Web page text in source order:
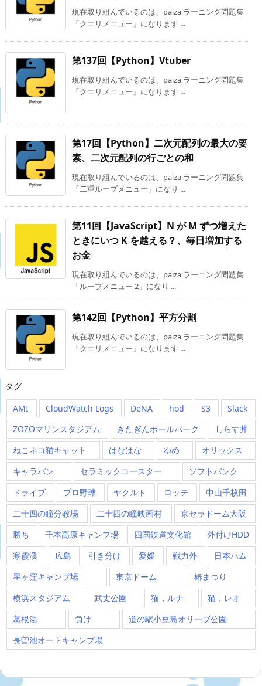
現在取り組んでいるのは、paiza ラーニング問題集
「クエリメニュー」になります ...
第137回【Python】Vtuber
現在取り組んでいるのは、paiza ラーニング問題集
「クエリメニュー」になります ...
第17回【Python】二次元配列の最大の要
素、二次元配列の行ごとの和
現在取り組んでいるのは、paiza ラーニング問題集
「二重ループメニュー」になり ...
第11回【JavaScript】N が M ずつ増えた
ときにいつ K を越える？、毎日増加する
お金
現在取り組んでいるのは、paiza ラーニング問題集
「ループメニュー 2」になり ...
第142回【Python】平方分割
現在取り組んでいるのは、paiza ラーニング問題集
「クエリメニュー」になります ...
タグ
AMI
CloudWatch Logs DeNA hod S3
Slack
ZOZOマリンスタジアム
きたぎんボールパーク
しらす丼
ねこネコ猫キャット
はなはな ゆめ
オリックス
キャラバン
セラミックコースター
ソフトバンク
ドライブ
プロ野球 ヤクルト ロッテ
中山千枚田
二十四の瞳分教場
二十四の瞳映画村
京セラドーム大阪
勝ち
千本高原キャンプ場 四国鉄道文化館
外付けHDD
寒霞渓
広島 引き分け 愛媛 戦力外
日本ハム
星ヶ窪キャンプ場
東京ドーム
椿まつり
横浜スタジアム
武丈公園 猫，ルナ
猫，レオ
葛根湯
負け
道の駅小豆島オリーブ公園
長曽池オートキャンプ場